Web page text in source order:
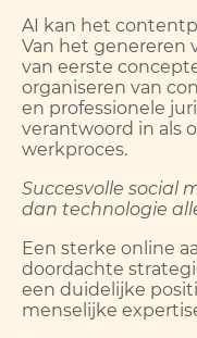
AI kan het
Van het genereren
van eerste
organiseren van
en professionele
verantwoord in als
werkproces.
Succesvolle social
dan technologie
Een sterke online
doordachte
een duidelijke
menselijke